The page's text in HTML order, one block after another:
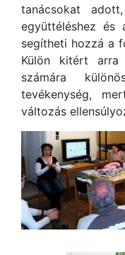
tanácsokat
együttéléshez és
segítheti hozzá a
Külön kitért
számára
tevékenység,
változás